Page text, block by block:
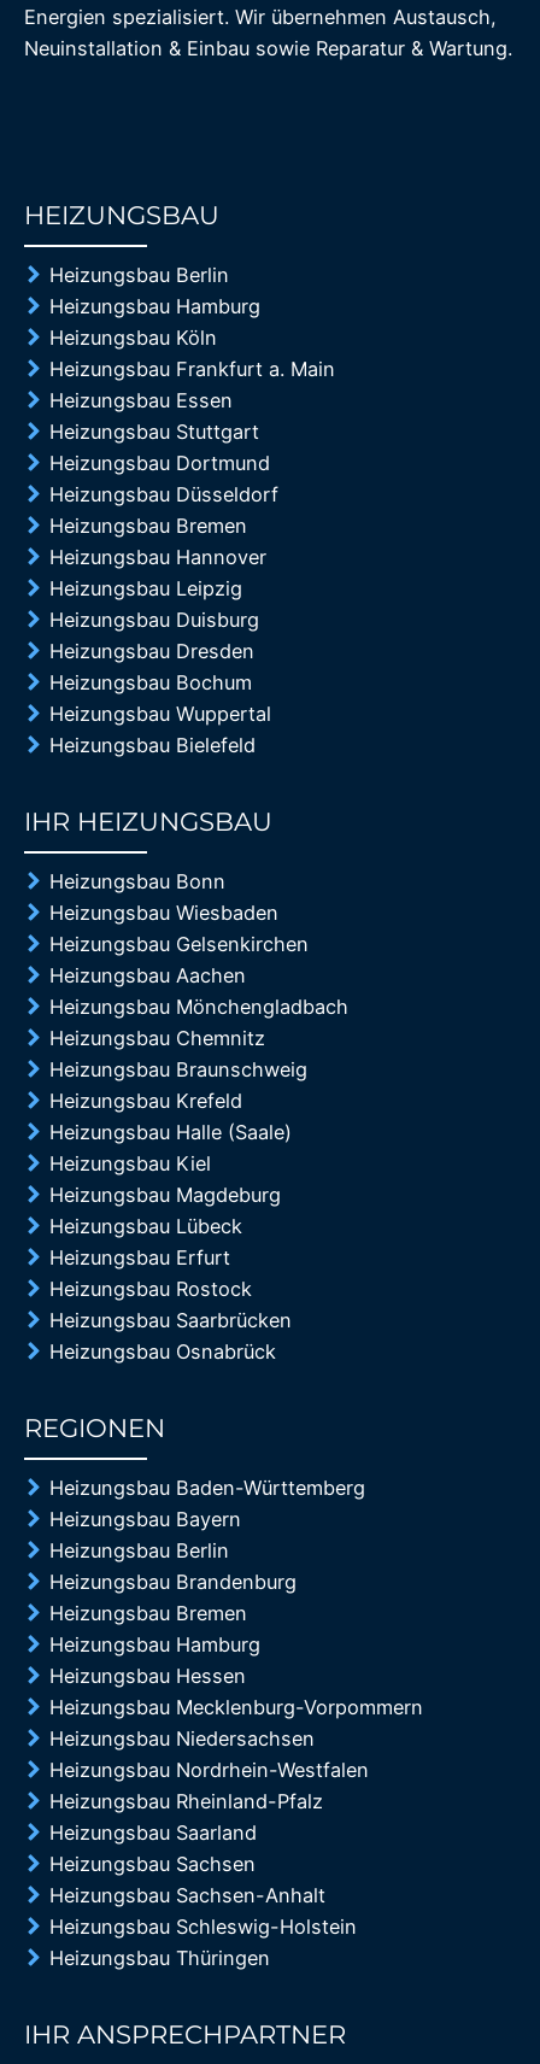
Energien spezialisiert. Wir übernehmen Austausch,
Neuinstallation & Einbau sowie Reparatur & Wartung.
HEIZUNGSBAU
Heizungsbau Berlin
Heizungsbau Hamburg
Heizungsbau Köln
Heizungsbau Frankfurt a. Main
Heizungsbau Essen
Heizungsbau Stuttgart
Heizungsbau Dortmund
Heizungsbau Düsseldorf
Heizungsbau Bremen
Heizungsbau Hannover
Heizungsbau Leipzig
Heizungsbau Duisburg
Heizungsbau Dresden
Heizungsbau Bochum
Heizungsbau Wuppertal
Heizungsbau Bielefeld
IHR HEIZUNGSBAU
Heizungsbau Bonn
Heizungsbau Wiesbaden
Heizungsbau Gelsenkirchen
Heizungsbau Aachen
Heizungsbau Mönchengladbach
Heizungsbau Chemnitz
Heizungsbau Braunschweig
Heizungsbau Krefeld
Heizungsbau Halle (Saale)
Heizungsbau Kiel
Heizungsbau Magdeburg
Heizungsbau Lübeck
Heizungsbau Erfurt
Heizungsbau Rostock
Heizungsbau Saarbrücken
Heizungsbau Osnabrück
REGIONEN
Heizungsbau Baden-Württemberg
Heizungsbau Bayern
Heizungsbau Berlin
Heizungsbau Brandenburg
Heizungsbau Bremen
Heizungsbau Hamburg
Heizungsbau Hessen
Heizungsbau Mecklenburg-Vorpommern
Heizungsbau Niedersachsen
Heizungsbau Nordrhein-Westfalen
Heizungsbau Rheinland-Pfalz
Heizungsbau Saarland
Heizungsbau Sachsen
Heizungsbau Sachsen-Anhalt
Heizungsbau Schleswig-Holstein
Heizungsbau Thüringen
IHR ANSPRECHPARTNER